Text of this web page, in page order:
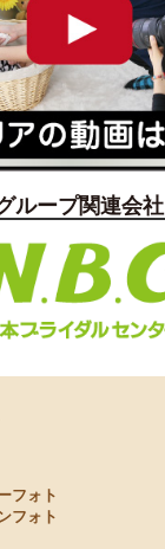
ループ関連会社
フォト
フォト